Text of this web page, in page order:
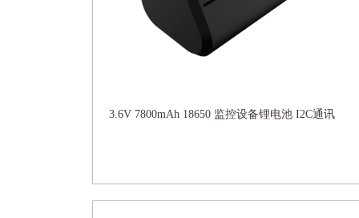
3.6V 7800mAh 18650 监控设备锂电池 I2C通讯